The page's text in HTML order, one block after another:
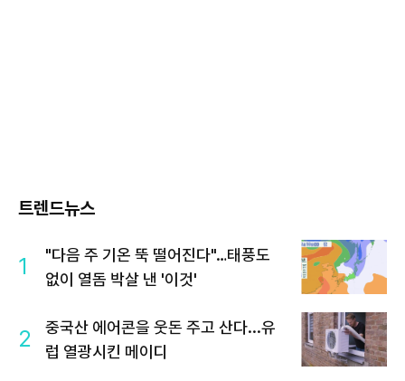
트렌드뉴스
1
"다음 주 기온 뚝 떨어진다"…태풍도
없이 열돔 박살 낸 '이것'
2
중국산 에어콘을 웃돈 주고 산다...유
럽 열광시킨 메이디